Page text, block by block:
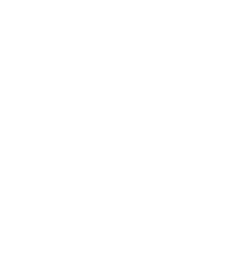
El archivo de la Agrupación
primer encuentro oficial de
, un encuentro inédito
colaboración permanente